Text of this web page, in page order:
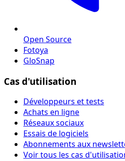
Open Source
Fotoya
GloSnap
Cas d'utilisation
Développeurs et tests
Achats en ligne
Réseaux sociaux
Essais de logiciels
Abonnements aux
Voir tous les cas